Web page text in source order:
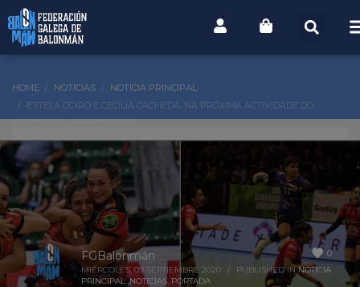
HOME NOTICIAS
NOTICIA PRINCIPAL
ESTELA DOIRO E CECILIA CACHEDA, NA PRÓXIMA ACTIVIDADE DO
0
FGBalonmán
MIÉRCOLES, 09 SEPTIEMBRE 2020 / PUBLISHED INNOTICIA
PRINCIPAL,NOTICIAS PORTADA